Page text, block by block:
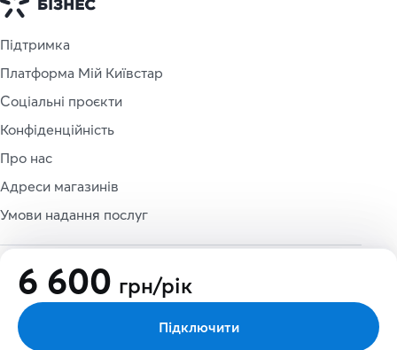
6 600 грн/рiк
Підключити
Підтримка
Платформа Мій Київстар
Соціальні проєкти
Конфіденційність
Про нас
Адреси магазинів
Умови надання послуг
© 1997 - 2026 ПрАТ «Київстар». Всі права захищено.
Використання матеріалів цього сайту можливе тільки
за умови попередньої письмової згоди «Київстар».